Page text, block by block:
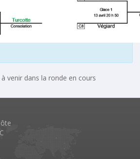
venir dans la ronde en cours